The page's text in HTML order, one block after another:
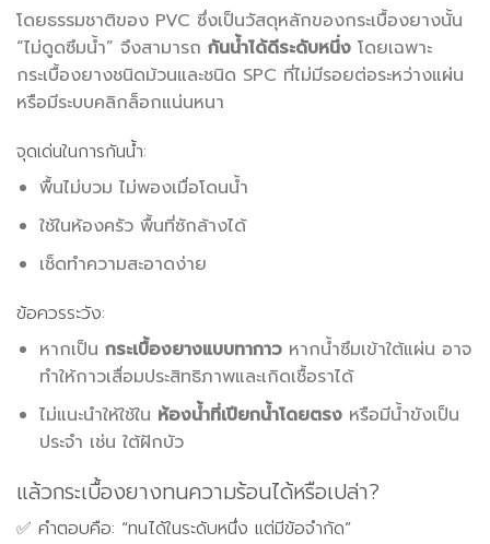
โดยธรรมชาติของ PVC ซึ่งเป็นวัสดุหลักของกระเบื้องยางนั้น
“ไม่ดูดซึมน้ำ” จึงสามารถ กันน้ำได้ดีระดับหนึ่ง โดยเฉพาะ
กระเบื้องยางชนิดม้วนและชนิด SPC ที่ไม่มีรอยต่อระหว่างแผ่น
หรือมีระบบคลิกล็อกแน่นหนา
จุดเด่นในการกันน้ำ:
พื้นไม่บวม ไม่พองเมื่อโดนน้ำ
ใช้ในห้องครัว พื้นที่ซักล้างได้
เช็ดทำความสะอาดง่าย
ข้อควรระวัง:
หากเป็น กระเบื้องยางแบบทากาวหากน้ำซึมเข้าใต้แผ่น อาจ
ทำให้กาวเสื่อมประสิทธิภาพและเกิดเชื้อราได้
ไม่แนะนำให้ใช้ใน ห้องน้ำที่เปียกน้ำโดยตรงหรือมีน้ำขังเป็น
ประจำ เช่น ใต้ฝักบัว
แล้วกระเบื้องยางทนความร้อนได้หรือเปล่า?
✅ คำตอบคือ: “ทนได้ในระดับหนึ่ง แต่มีข้อจำกัด”